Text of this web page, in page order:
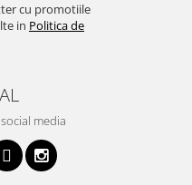
cu promotiile
in Politica de
media